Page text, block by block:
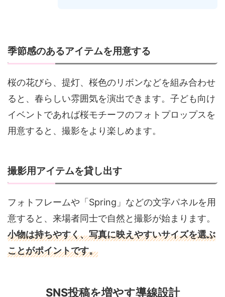
季節感のあるアイテムを用意する
桜の花びら、提灯、桜色のリボンなどを組み合わせ
ると、春らしい雰囲気を演出できます。子ども向け
イベントであれば桜モチーフのフォトプロップスを
用意すると、撮影をより楽しめます。
撮影用アイテムを貸し出す
フォトフレームや「Spring」などの文字パネルを用
意すると、来場者同士で自然と撮影が始まります。
小物は持ちやすく、写真に映えやすいサイズを選ぶ
ことがポイントです。
SNS投稿を増やす導線設計